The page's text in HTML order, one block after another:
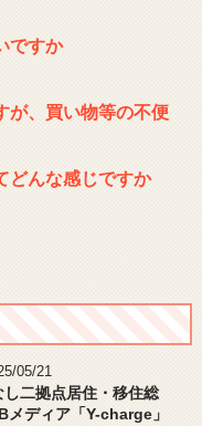
ですか
が、買い物等の不便
どんな感じですか
05/21
し二拠点居住・移住総
メディア「Y-charge」